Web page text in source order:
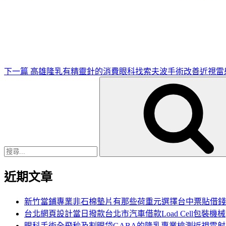
下一篇 高雄隆乳有精靈針的消費眼科找索夫波手術改善近視雷
近期文章
新竹當鋪專業非石棉墊片有那些荷重元選擇台中票貼借錢
台北網頁設計當日撥款台北市汽車借款Load Cell包裝機械